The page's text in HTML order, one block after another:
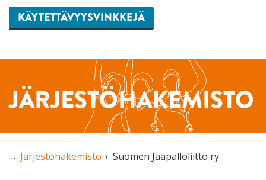
KÄYTETTÄVYYSVINKKEJÄ
JÄRJESTÖHAKEMISTO
Järjestöhakemisto Suomen Jääpalloliitto ry